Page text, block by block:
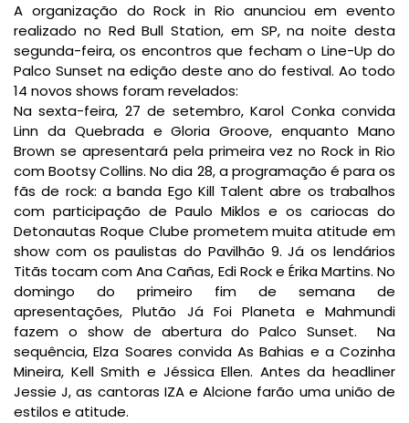
A organização do Rock in Rio anunciou em evento
realizado no Red Bull Station, em SP, na noite desta
segunda-feira, os encontros que fecham o Line-Up do
Palco Sunset na edição deste ano do festival. Ao todo
14 novos shows foram revelados:
Na sexta-feira, 27 de setembro, Karol Conka convida
Linn da Quebrada e Gloria Groove, enquanto Mano
Brown se apresentará pela primeira vez no Rock in Rio
com Bootsy Collins. No dia 28, a programação é para os
fãs de rock: a banda Ego Kill Talent abre os trabalhos
com participação de Paulo Miklos e os cariocas do
Detonautas Roque Clube prometem muita atitude em
show com os paulistas do Pavilhão 9. Já os lendários
Titãs tocam com Ana Cañas, Edi Rock e Érika Martins. No
domingo do primeiro fim de semana de
apresentações, Plutão Já Foi Planeta e Mahmundi
fazem o show de abertura do Palco Sunset. Na
sequência, Elza Soares convida As Bahias e a Cozinha
Mineira, Kell Smith e Jéssica Ellen. Antes da headliner
Jessie J, as cantoras IZA e Alcione farão uma união de
estilos e atitude.